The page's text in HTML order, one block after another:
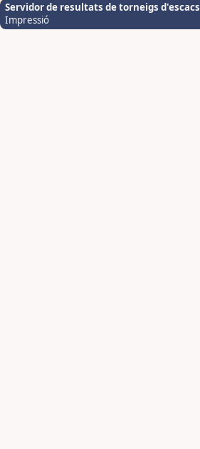
Servidor de resultats de torneigs d'escacs
Impressió